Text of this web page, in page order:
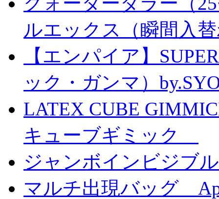
ルエックス（瞬間入
【エンパイア】
ック・ガンマ）
LATEX CUBE
キューブギミック
ジャンボインビジブ
マルチ出現バッグ